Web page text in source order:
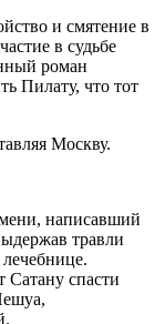
и смятение в
в судьбе
роман
Пилату, что тот
Москву.
написавший
травли
Сатану спасти